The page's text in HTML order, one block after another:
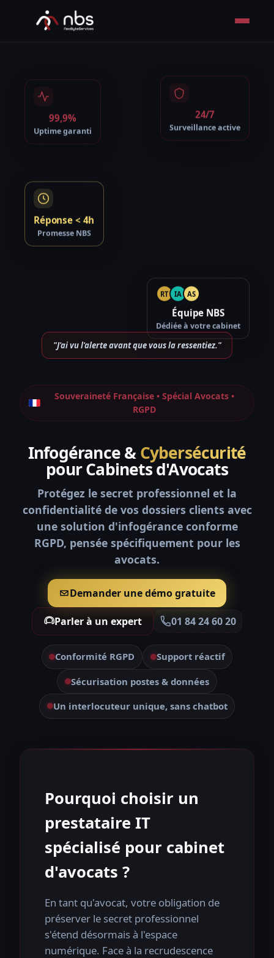
Souveraineté Française • Spécial Avocats •
RGPD
Infogérance &Cybersécurité
pour Cabinets d'Avocats
Protégez le secret professionnel et la
confidentialité de vos dossiers clients avec
une solution d'infogérance conforme
RGPD, pensée spécifiquement pour les
avocats.
Demander une démo gratuite
Parler à un expert 01 84 24 60 20
Conformité RGPD Support réactif
Sécurisation postes & données
Un interlocuteur unique, sans chatbot
99,9%
Uptime garanti
Réponse < 4h
Promesse NBS
24/7
Surveillance active
RT IA AS
Équipe NBS
Dédiée à votre cabinet
"J'ai vu l'alerte avant que vous la ressentiez."
Pourquoi choisir un
prestataire IT
spécialisé pour cabinet
d'avocats ?
En tant qu'avocat, votre obligation de
préserver le secret professionnel
s'étend désormais à l'espace
numérique. Face à la recrudescence